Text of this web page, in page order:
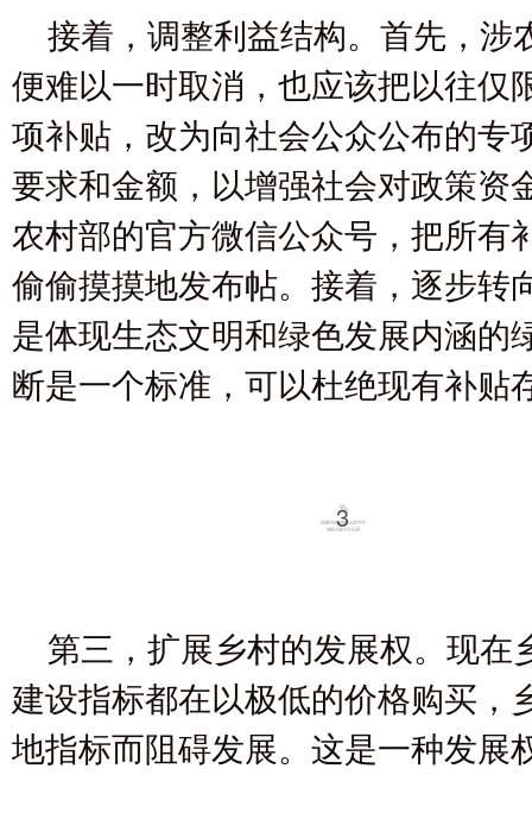
接着，调整利益结构。首先，
便难以一时取消，也应该把以往仅
项补贴，改为向社会公众公布的专
要求和金额，以增强社会对政策资
农村部的官方微信公众号，把所有
偷偷摸摸地发布帖。接着，逐步转
是体现生态文明和绿色发展内涵
断是一个标准，可以杜绝现有补贴
3
第三，扩展乡村的发展权。现
建设指标都在以极低的价格购买
地指标而阻碍发展。这是一种发展